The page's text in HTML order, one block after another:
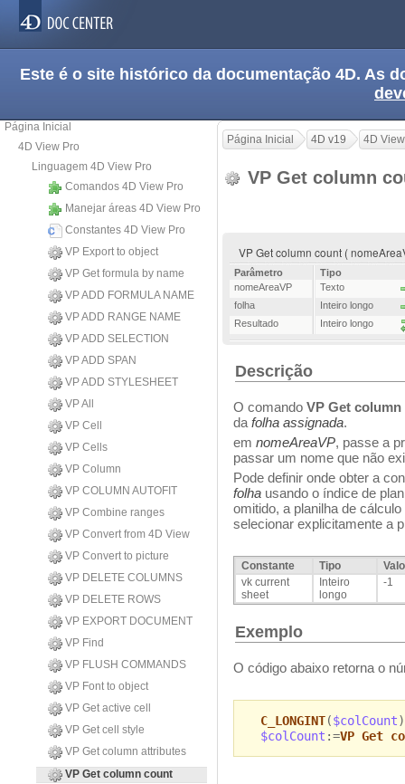
Este é o site histórico da documentação 4D. As
Página Inicial
4D View Pro
Linguagem 4D View Pro
Comandos 4D View Pro
Manejar áreas 4D View Pro
Constantes 4D View Pro
VP Export to object
VP Get formula by name
VP ADD FORMULA NAME
VP ADD RANGE NAME
VP ADD SELECTION
VP ADD SPAN
VP ADD STYLESHEET
VP All
VP Cell
VP Cells
VP Column
VP COLUMN AUTOFIT
VP Combine ranges
VP Convert from 4D View
VP Convert to picture
VP DELETE COLUMNS
VP DELETE ROWS
VP EXPORT DOCUMENT
VP Find
VP FLUSH COMMANDS
VP Font to object
VP Get active cell
VP Get cell style
VP Get column attributes
VP Get column count
Página Inicial 4D v19 4D
VP Get column
VP Get column count (
Parâmetro
Tipo
nomeAreaVP
Texto
folha
Inteiro longo
Resultado
Inteiro longo
Descrição
O comando VP Get
dafolha assignada.
em nomeAreaVP, passe a
passar um nome que não
Pode definir onde obter a
folha usando o índice de
omitido, a planilha de
selecionar explicitamente a
Constante Tipo
vk current
sheet
Inteiro
longo
-1
Exemplo
O código abaixo retorna o
C_LONGINT($colCount)
$colCount :=VP Get